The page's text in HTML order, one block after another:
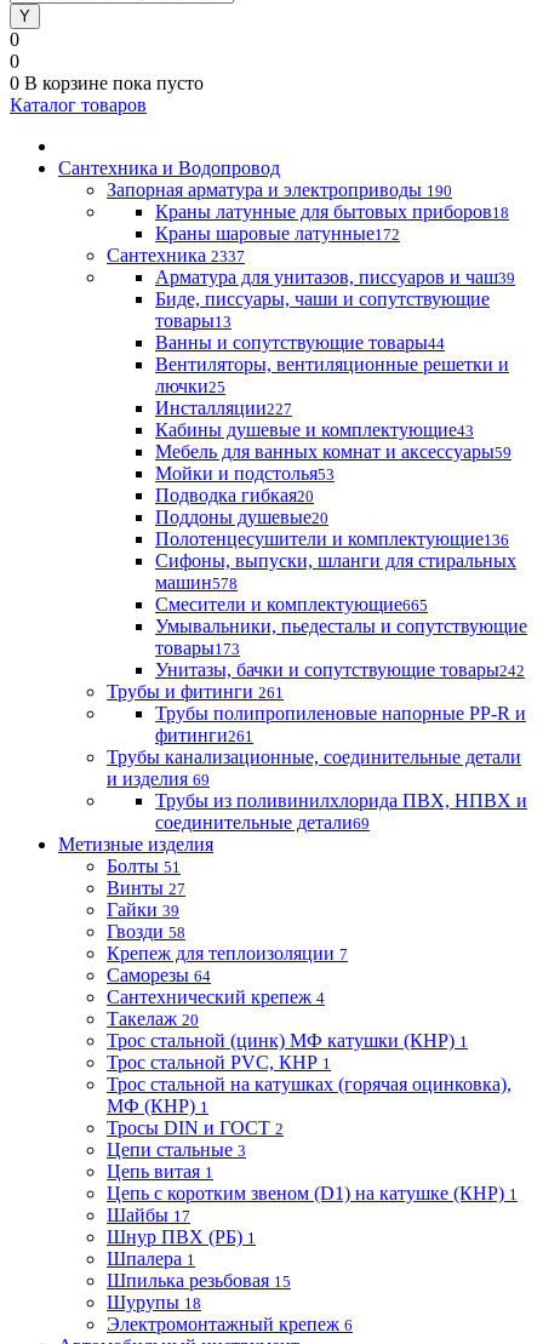
0
0
0 В корзине пока пусто
Каталог товаров
Сантехника и Водопровод
Запорная арматура и электроприводы 190
Краны латунные для бытовых приборов18
Краны шаровые латунные172
Сантехника 2337
Арматура для унитазов, писсуаров и чаш39
Биде, писсуары, чаши и сопутствующие
товары13
Ванны и сопутствующие товары44
Вентиляторы, вентиляционные решетки и
лючки25
Инсталляции227
Кабины душевые и комплектующие43
Мебель для ванных комнат и аксессуары59
Мойки и подстолья53
Подводка гибкая20
Поддоны душевые20
Полотенцесушители и комплектующие136
Сифоны, выпуски, шланги для стиральных
машин578
Смесители и комплектующие665
Умывальники, пьедесталы и сопутствующие
товары173
Унитазы, бачки и сопутствующие товары242
Трубы и фитинги 261
Трубы полипропиленовые напорные PP-R и
фитинги261
Трубы канализационные, соединительные детали
и изделия 69
Трубы из поливинилхлорида ПВХ, НПВХ и
соединительные детали69
Метизные изделия
Болты 51
Винты 27
Гайки 39
Гвозди 58
Крепеж для теплоизоляции 7
Саморезы 64
Сантехнический крепеж 4
Такелаж 20
Трос стальной (цинк) МФ катушки (КНР) 1
Трос стальной PVC, КНР 1
Трос стальной на катушках (горячая оцинковка),
МФ (КНР) 1
Тросы DIN и ГОСТ 2
Цепи стальные 3
Цепь витая 1
Цепь с коротким звеном (D1) на катушке (КНР) 1
Шайбы 17
Шнур ПВХ (РБ) 1
Шпалера 1
Шпилька резьбовая 15
Шурупы 18
Электромонтажный крепеж 6